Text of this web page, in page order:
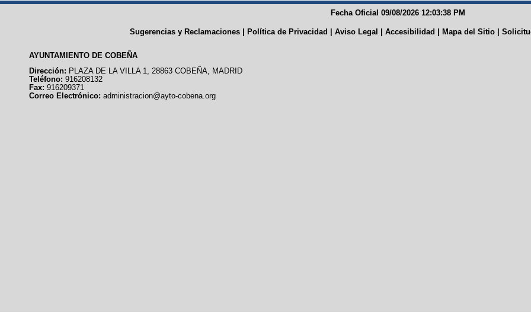
Fecha Oficial 09/08/2026 12:03:38 PM
Sugerencias y Reclamaciones Política de Privacidad |Aviso Legal |Accesibilidad Mapa del Sitio |
AYUNTAMIENTO DE COBEÑA
Dirección: PLAZA DE LA VILLA 1, 28863 COBEÑA, MADRID
Teléfono: 916208132
Fax: 916209371
Correo Electrónico: administracion@ayto-cobena.org